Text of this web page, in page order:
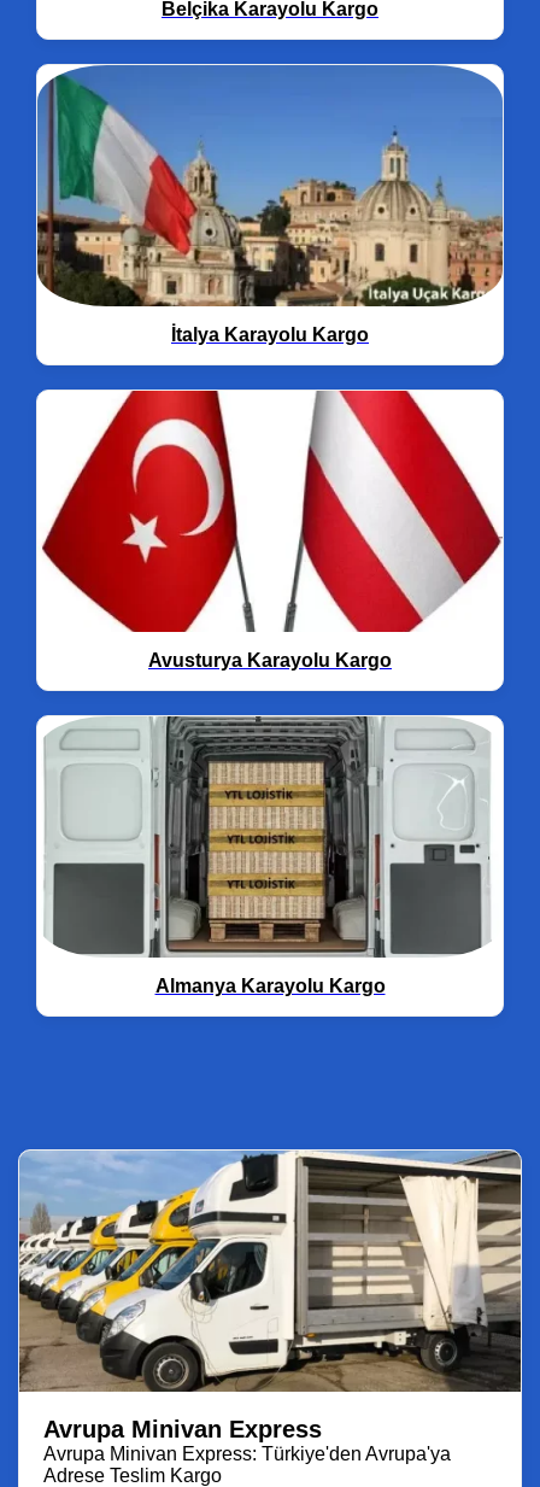
Belçika Karayolu Kargo
İtalya Karayolu Kargo
Avusturya Karayolu Kargo
Almanya Karayolu Kargo
Avrupa Minivan Express
Avrupa Minivan Express: Türkiye'den Avrupa'ya
Adrese Teslim Kargo